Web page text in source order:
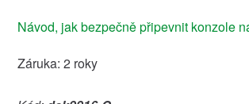
Návod, jak bezpečně připevnit konzole
Záruka: 2 roky